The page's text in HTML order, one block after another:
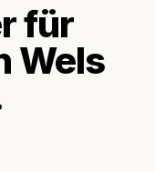
für
Wels